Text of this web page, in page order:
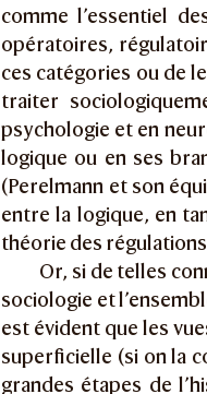
comme l’essentiel
opératoires,
ces catégories ou de
traiter
psychologie et en
logique ou en ses
(Perelmann et son
entre la logique, en
théorie des
Or, si de telles
sociologie et
est évident que les
superficielle (si on la
grandes étapes de